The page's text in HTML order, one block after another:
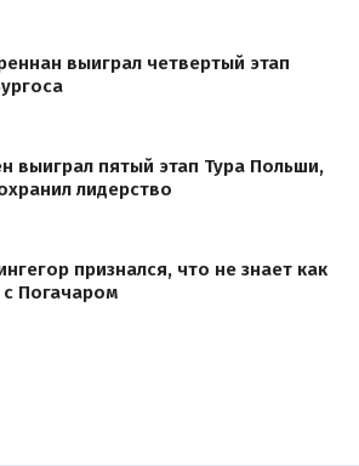
выиграл четвертый этап
выиграл пятый этап Тура Польши,
лидерство
признался, что не знает как
Погачаром